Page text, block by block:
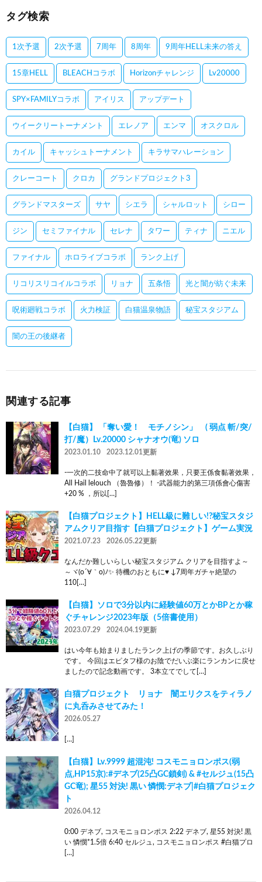
タグ検索
1次予選 2次予選 7周年 8周年 9周年HELL未来の答え
15章HELL BLEACHコラボ Horizonチャレンジ Lv20000
SPY×FAMILYコラボ アイリス アップデート
ウイークリートーナメント エレノア エンマ オスクロル
カイル キャッシュトーナメント キラサマハレーション
クレーコート クロカ グランドプロジェクト3
グランドマスターズ サヤ シエラ シャルロット シロー
ジン セミファイナル セレナ タワー ティナ ニエル
ファイナル ホロライブコラボ ランク上げ
リコリスリコイルコラボ リョナ 五条悟 光と闇が紡ぐ未来
呪術廻戦コラボ 火力検証 白猫温泉物語 秘宝スタジアム
闇の王の後継者
関連する記事
【白猫】 「奪い愛！ モチノシン」 ( 弱点 斬/突/
打/魔）Lv.20000 シャナオウ(竜) ソロ
2023.01.10 2023.12.01更新
-一次的二技命中了就可以上黏著效果，只要王係食黏著效果，
All Hail lelouch （魯魯修）！ -武器能力的第三項係會心傷害
+20 % ，所以[…]
【白猫プロジェクト】HELL級に難しい!?秘宝スタジ
アムクリア目指す【白猫プロジェクト】ゲーム実況
2021.07.23 2026.05.22更新
なんだか難しいらしい秘宝スタジアム クリアを目指すよ～
～ヾ(o´∀｀o)ﾉ✨ 待機のおともに♥ ↓7周年ガチャ絶望の
110[…]
【白猫】ソロで3分以内に経験値60万とかBPとか稼
ぐチャレンジ2023年版（5倍書使用）
2023.07.29 2024.04.19更新
はい今年も始まりましたランク上げの季節です。お久しぶり
です。 今回はエピタフ様のお陰でだいぶ楽にランカンに戻せ
ましたので記念動画です。 3本立てでして[…]
白猫プロジェクト リョナ 闇エリクスをティラノ
に丸呑みさせてみた！
2026.05.27
[…]
【白猫】Lv.9999 超混沌! コスモニョロンポス(弱
点,HP15京):#デネブ(25凸GC鎖剣) & #セルジュ(15凸
GC竜); 星55 対決! 黒い 憐憫:デネブ|#白猫プロジェク
ト
2026.04.12
0:00 デネブ, コスモニョロンポス 2:22 デネブ, 星55 対決! 黒
い 憐憫*1.5倍 6:40 セルジュ, コスモニョロンポス #白猫プロ
[…]